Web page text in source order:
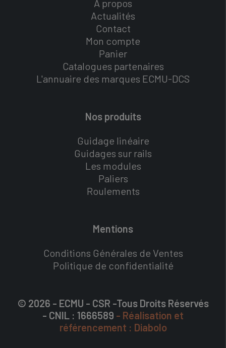
A propos
Actualités
Contact
Mon compte
Panier
Catalogues partenaires
L'annuaire des marques ECMU-DCS
Nos produits
Guidage linéaire
Guidages sur rails
Les modules
Paliers
Roulements
Mentions
Conditions Générales de Ventes
Politique de confidentialité
© 2026 - ECMU - CSR -Tous Droits Réservés
- CNIL : 1666589 - Réalisation et
référencement : Diabolo